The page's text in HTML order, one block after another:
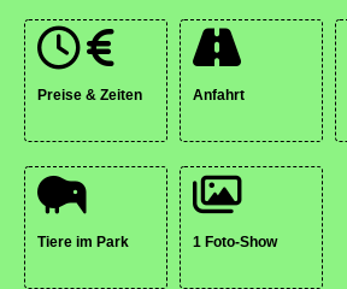
Preise & Zeiten Anfahrt
Tiere im Park 1 Foto-Show